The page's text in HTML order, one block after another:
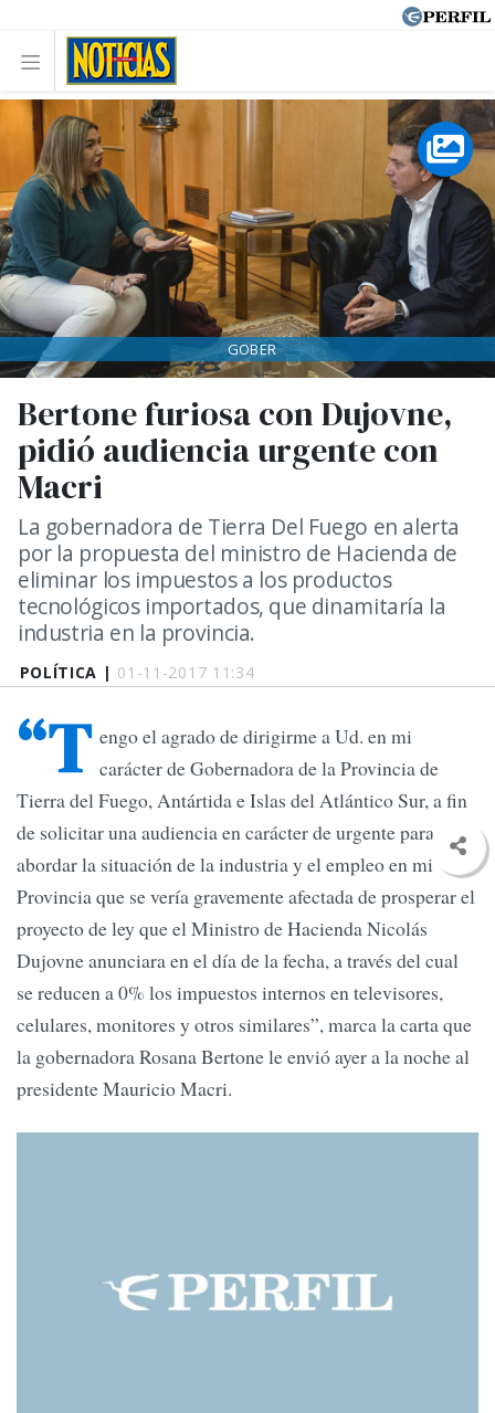
POLÍTICA | 01-11-2017 11:34
Bertone furiosa con Dujovne,
pidió audiencia urgente con
Macri
La gobernadora de Tierra Del Fuego en alerta
por la propuesta del ministro de Hacienda de
eliminar los impuestos a los productos
tecnológicos importados, que dinamitaría la
industria en la provincia.
GOBER
“T engo el agrado de dirigirme a Ud. en mi
carácter de Gobernadora de la Provincia de
Tierra del Fuego, Antártida e Islas del Atlántico Sur, a fin
de solicitar una audiencia en carácter de urgente para
abordar la situación de la industria y el empleo en mi
Provincia que se vería gravemente afectada de prosperar el
proyecto de ley que el Ministro de Hacienda Nicolás
Dujovne anunciara en el día de la fecha, a través del cual
se reducen a 0% los impuestos internos en televisores,
celulares, monitores y otros similares”, marca la carta que
la gobernadora Rosana Bertone le envió ayer a la noche al
presidente Mauricio Macri.